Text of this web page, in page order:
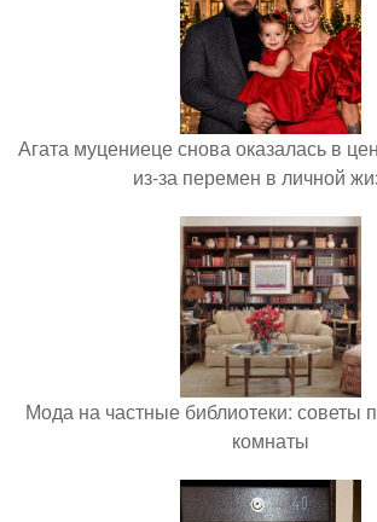
Агата муцениеце снова оказалась в
из-за перемен в личной
Мода на частные библиотеки: советы
комнаты